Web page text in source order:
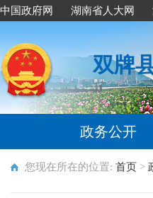
中国政府网 湖南省人大网
双牌
政务公开
您现在所在的位置: 首页 >